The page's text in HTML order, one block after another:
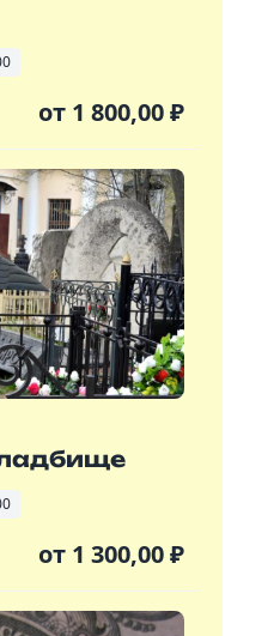
от 1 800,00₽
от 1 300,00₽